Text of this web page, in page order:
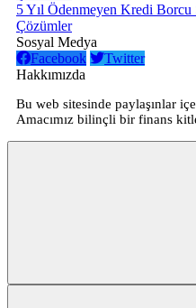
5 Yıl Ödenmeyen Kredi
Çözümler
Sosyal Medya
Facebook
Twitter
Hakkımızda
Bu web sitesinde paylaşınlar
Amacımız bilinçli bir finans